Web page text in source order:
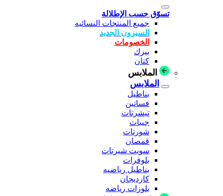
تسوّق حسب الإطلالة
جميع المنتجات النسائيه
السيزون الجديد
الخصومات
بيزك
كتان
الملابس
الملابس
بناطيل
فساتين
تيشرتات
جيبات
شورتات
قمصان
سويت شيرتات
بلوفرات
بناطيل رياضيه
كارديجان
بلوزات رياضه